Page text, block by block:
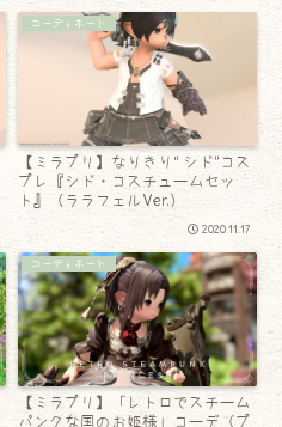
コーディネート
【ミラプリ】なりきり“ シド”コス
プレ『シド・コスチュームセッ
ト』（ララフェルVer.）
2020.11.17
コーディネート
【ミラプリ】「レトロでスチーム
パンクな国のお姫様」コーデ（プ